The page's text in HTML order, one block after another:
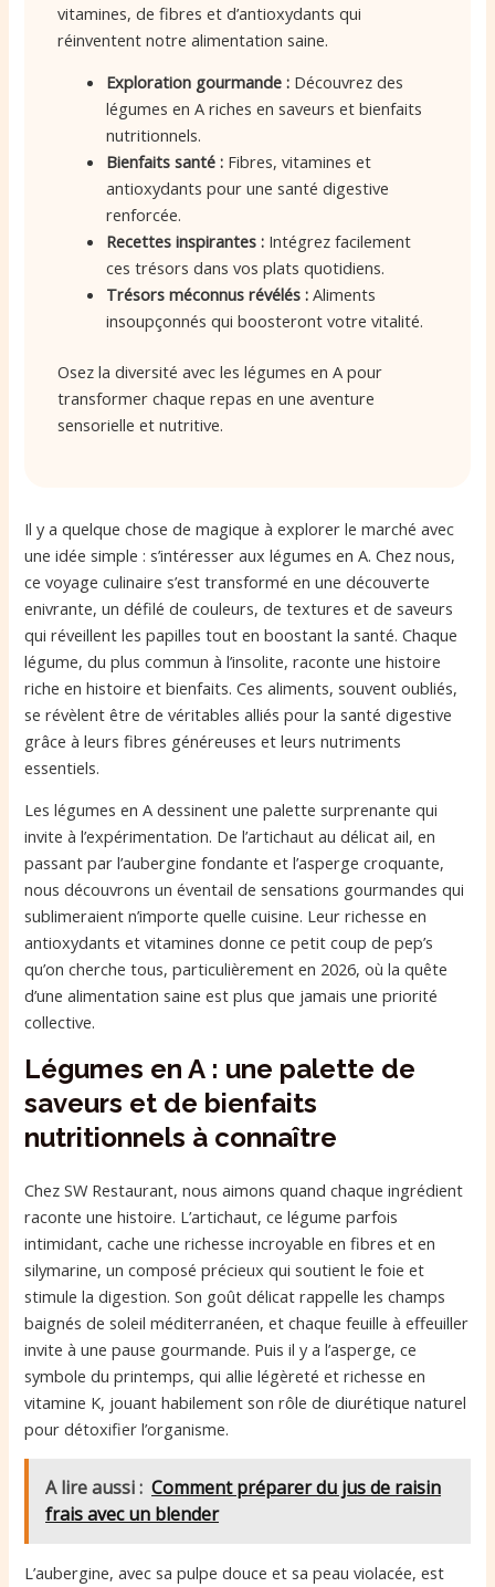
vitamines, de fibres et d’antioxydants qui
réinventent notre alimentation saine.
Exploration gourmande : Découvrez des
légumes en A riches en saveurs et bienfaits
nutritionnels.
Bienfaits santé : Fibres, vitamines et
antioxydants pour une santé digestive
renforcée.
Recettes inspirantes : Intégrez facilement
ces trésors dans vos plats quotidiens.
Trésors méconnus révélés : Aliments
insoupçonnés qui boosteront votre vitalité.
Osez la diversité avec les légumes en A pour
transformer chaque repas en une aventure
sensorielle et nutritive.
Il y a quelque chose de magique à explorer le marché avec
une idée simple : s’intéresser aux légumes en A. Chez nous,
ce voyage culinaire s’est transformé en une découverte
enivrante, un défilé de couleurs, de textures et de saveurs
qui réveillent les papilles tout en boostant la santé. Chaque
légume, du plus commun à l’insolite, raconte une histoire
riche en histoire et bienfaits. Ces aliments, souvent oubliés,
se révèlent être de véritables alliés pour la santé digestive
grâce à leurs fibres généreuses et leurs nutriments
essentiels.
Les légumes en A dessinent une palette surprenante qui
invite à l’expérimentation. De l’artichaut au délicat ail, en
passant par l’aubergine fondante et l’asperge croquante,
nous découvrons un éventail de sensations gourmandes qui
sublimeraient n’importe quelle cuisine. Leur richesse en
antioxydants et vitamines donne ce petit coup de pep’s
qu’on cherche tous, particulièrement en 2026, où la quête
d’une alimentation saine est plus que jamais une priorité
collective.
Légumes en A : une palette de
saveurs et de bienfaits
nutritionnels à connaître
Chez SW Restaurant, nous aimons quand chaque ingrédient
raconte une histoire. L’artichaut, ce légume parfois
intimidant, cache une richesse incroyable en fibres et en
silymarine, un composé précieux qui soutient le foie et
stimule la digestion. Son goût délicat rappelle les champs
baignés de soleil méditerranéen, et chaque feuille à effeuiller
invite à une pause gourmande. Puis il y a l’asperge, ce
symbole du printemps, qui allie légèreté et richesse en
vitamine K, jouant habilement son rôle de diurétique naturel
pour détoxifier l’organisme.
A lire aussi : Comment préparer du jus de raisin
frais avec un blender
L’aubergine, avec sa pulpe douce et sa peau violacée, est